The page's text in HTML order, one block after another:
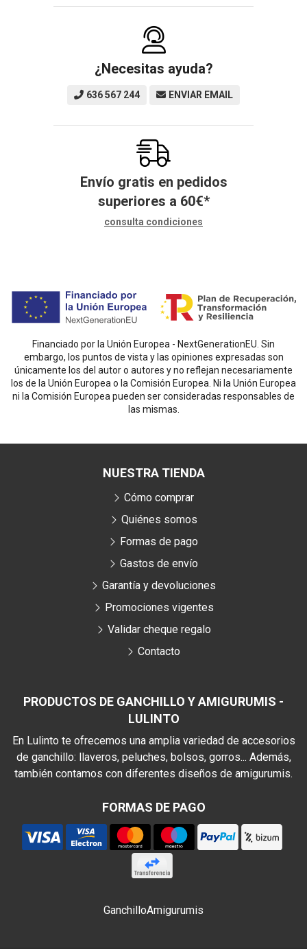
¿Necesitas ayuda?
636 567 244 ENVIAR EMAIL
Envío gratis en pedidos
superiores a 60€*
consulta condiciones
Financiado por la Unión Europea - NextGenerationEU. Sin
embargo, los puntos de vista y las opiniones expresadas son
únicamente los del autor o autores y no reflejan necesariamente
los de la Unión Europea o la Comisión Europea. Ni la Unión Europea
ni la Comisión Europea pueden ser consideradas responsables de
las mismas.
PRODUCTOS DE GANCHILLO Y AMIGURUMIS -
LULINTO
En Lulinto te ofrecemos una amplia variedad de accesorios
de ganchillo: llaveros, peluches, bolsos, gorros... Además,
también contamos con diferentes diseños de amigurumis.
FORMAS DE PAGO
NUESTRA TIENDA
Cómo comprar
Quiénes somos
Formas de pago
Gastos de envío
Garantía y devoluciones
Promociones vigentes
Validar cheque regalo
Contacto
GanchilloAmigurumis